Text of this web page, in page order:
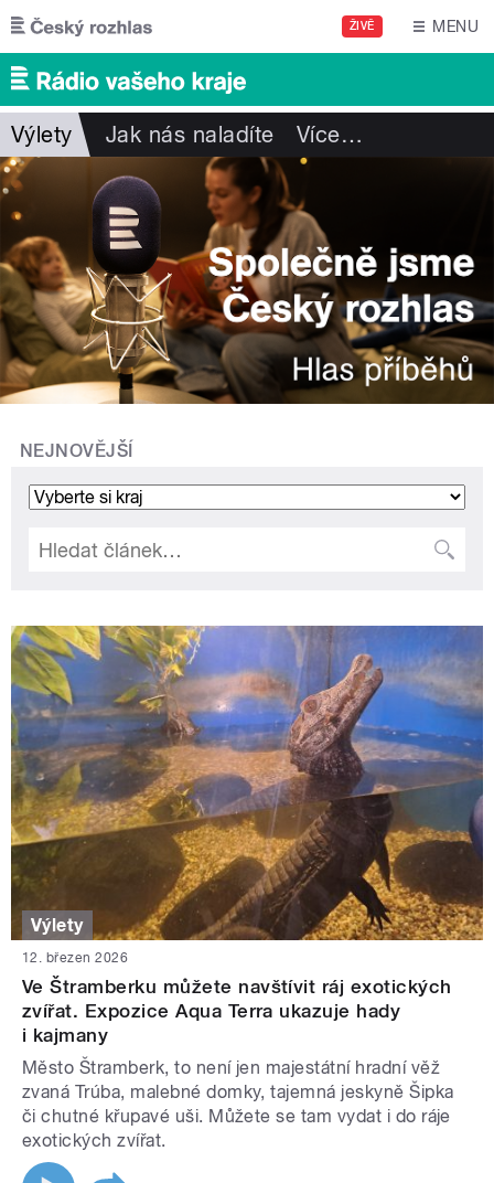
Přejít k hlavnímu obsahu
ŽIVĚ MENU
Výlety Jak nás naladíte Více…
NEJNOVĚJŠÍ
Výlety
12. březen 2026
Ve Štramberku můžete navštívit ráj exotických
zvířat. Expozice Aqua Terra ukazuje hady
i kajmany
Město Štramberk, to není jen majestátní hradní věž
zvaná Trúba, malebné domky, tajemná jeskyně Šipka
či chutné křupavé uši. Můžete se tam vydat i do ráje
exotických zvířat.